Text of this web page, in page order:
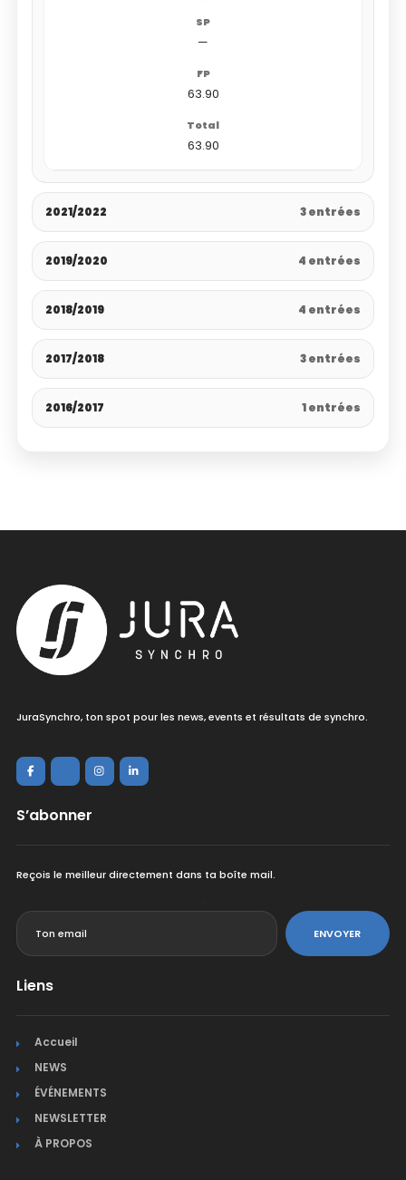
—
63.90
63.90
2021/2022 3 entrées
2019/2020 4 entrées
2018/2019 4 entrées
2017/2018 3 entrées
2016/2017 1 entrées
JuraSynchro, ton spot pour les news, events et résultats de synchro.
S’abonner
Reçois le meilleur directement dans ta boîte mail.
ENVOYER
Liens
Accueil
NEWS
ÉVÉNEMENTS
NEWSLETTER
À PROPOS